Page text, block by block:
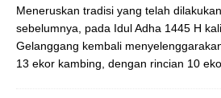
Meneruskan tradisi yang telah
sebelumnya, pada Idul Adha 1445 H
Gelanggang kembali
13 ekor kambing, dengan rincian 10